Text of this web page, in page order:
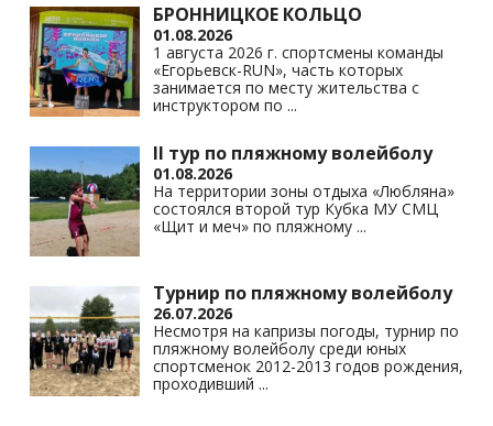
БРОННИЦКОЕ КОЛЬЦО
01.08.2026
1 августа 2026 г. спортсмены команды
«Егорьевск-RUN», часть которых
занимается по месту жительства с
инструктором по ...
II тур по пляжному волейболу
01.08.2026
На территории зоны отдыха «Любляна»
состоялся второй тур Кубка МУ СМЦ
«Щит и меч» по пляжному ...
Турнир по пляжному волейболу
26.07.2026
Несмотря на капризы погоды, турнир по
пляжному волейболу среди юных
спортсменок 2012-2013 годов рождения,
проходивший ...